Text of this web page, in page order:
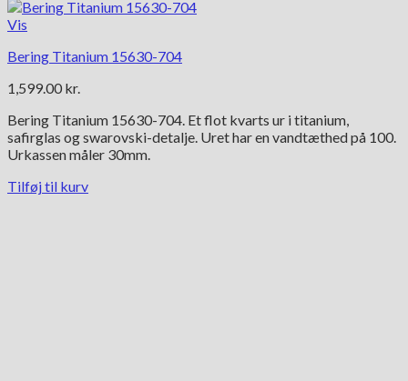
Vis
Bering Titanium 15630-704
1,599.00 kr.
Bering Titanium 15630-704. Et flot kvarts ur i titanium,
safirglas og swarovski-detalje. Uret har en vandtæthed på 100.
Urkassen måler 30mm.
Tilføj til kurv